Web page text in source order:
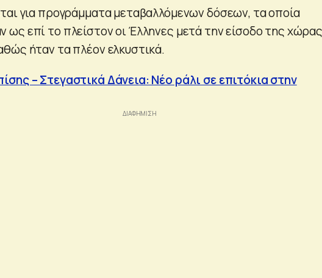
για προγράμματα μεταβαλλόμενων δόσεων, τα οποία
ως επί το πλείστον οι Έλληνες μετά την είσοδο της χώρας
ήταν τα πλέον ελκυστικά.
– Στεγαστικά Δάνεια: Νέο ράλι σε επιτόκια στην